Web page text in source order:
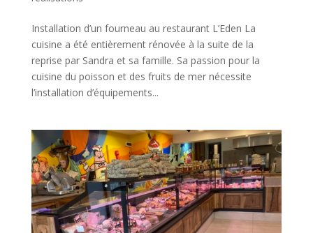
Installation d’un fourneau au restaurant L’Eden La
cuisine a été entièrement rénovée à la suite de la
reprise par Sandra et sa famille. Sa passion pour la
cuisine du poisson et des fruits de mer nécessite
l’installation d’équipements...